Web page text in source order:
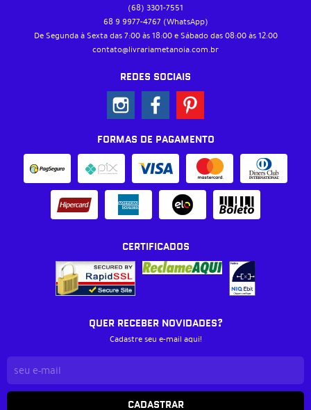
(68) 3301-7551
68 9 9977-4767 (WhatsApp)
De Segunda à Sexta das 7:00 às 18:00 e Sábado das 08:00 às 12:00
contato@livrariametanoia.com.br
REDES SOCIAIS
FORMAS DE PAGAMENTO
CERTIFICADOS
QUER RECEBER NOVIDADES?
Cadastre seu e-mail aqui!
CADASTRAR